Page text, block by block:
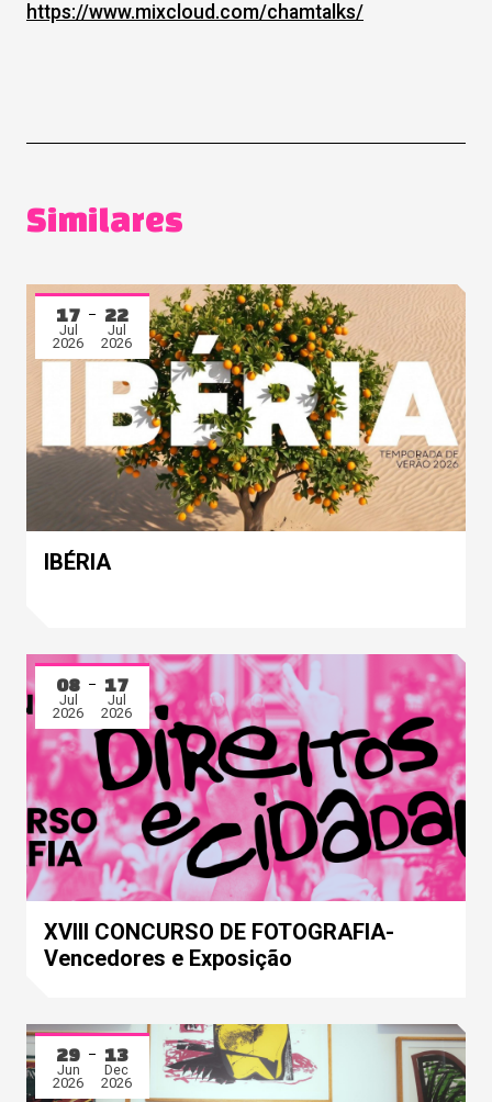
https://www.mixcloud.com/chamtalks/
Similares
17
Jul
2026
22
Jul
2026
IBÉRIA
08
Jul
2026
17
Jul
2026
XVIII CONCURSO DE FOTOGRAFIA-
Vencedores e Exposição
29
Jun
2026
13
Dec
2026